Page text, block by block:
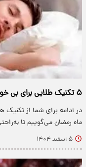
۵ تکنیک طلایی برای بی خوابی در ماه رمضان
در ادامه برای شما از تکنیک
ماه رمضان می‌گوییم تا
۵ اسفند ۱۴۰۴